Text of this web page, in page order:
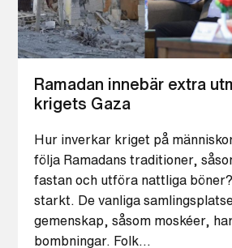
Ramadan innebär extra
krigets Gaza
Hur inverkar kriget på
följa Ramadans traditioner,
fastan och utföra nattliga
starkt. De vanliga
gemenskap, såsom moskéer,
bombningar. Folk…